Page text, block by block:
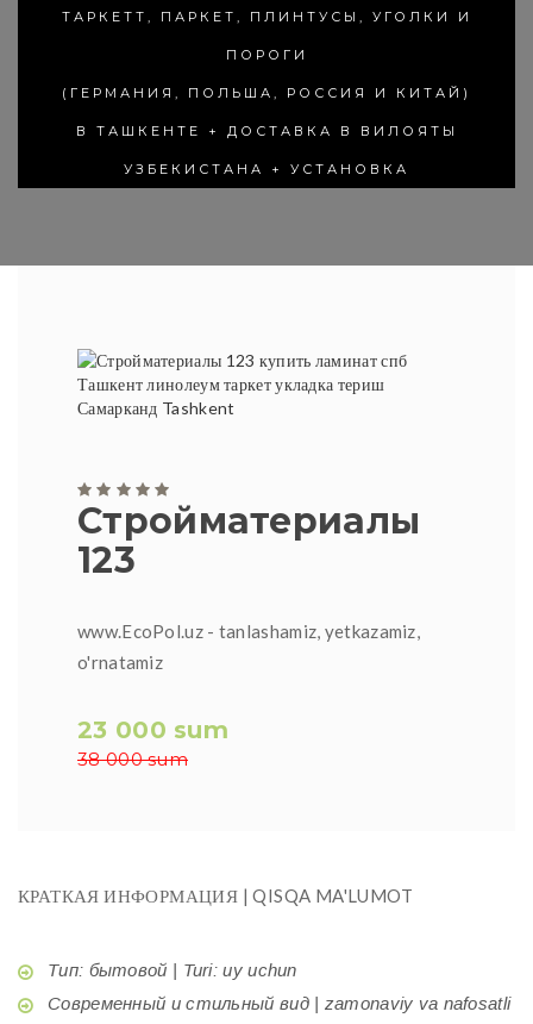
ТАРКЕТТ, ПАРКЕТ, ПЛИНТУСЫ, УГОЛКИ И
ПОРОГИ
(ГЕРМАНИЯ, ПОЛЬША, РОССИЯ И КИТАЙ)
В ТАШКЕНТЕ + ДОСТАВКА В ВИЛОЯТЫ
УЗБЕКИСТАНА + УСТАНОВКА
Стройматериалы
123
www.EcoPol.uz - tanlashamiz, yetkazamiz,
o'rnatamiz
23 000 sum
38 000 sum
КРАТКАЯ ИНФОРМАЦИЯ | QISQA MA'LUMOT
Тип: бытовой | Turi: uy uchun
Современный и стильный вид | zamonaviy va nafosatli